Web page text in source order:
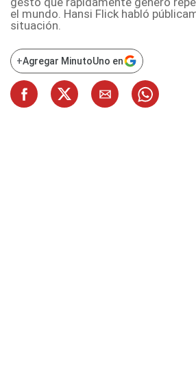
el mundo. Hansi Flick habló
situación.
+Agregar MinutoUno en